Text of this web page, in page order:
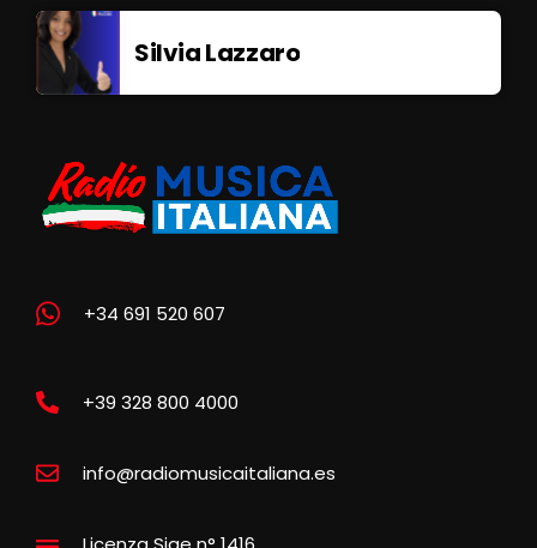
Silvia Lazzaro
+34 691 520 607
+39 328 800 4000
info@radiomusicaitaliana.es